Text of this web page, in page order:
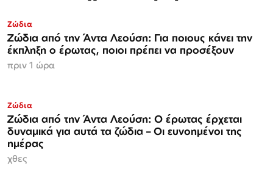
Ζώδια
Ζώδια από την Άντα Λεούση: Για ποιους κάνει την
έκπληξη ο έρωτας, ποιοι πρέπει να προσέξουν
πριν 1 ώρα
Ζώδια
Ζώδια από την Άντα Λεούση: Ο έρωτας έρχεται
δυναμικά για αυτά τα ζώδια – Οι ευνοημένοι της
ημέρας
χθες